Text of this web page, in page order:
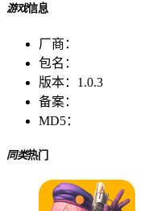
游戏信息
厂商：
包名：
版本： 1.0.3
备案：
MD5：
同类热门